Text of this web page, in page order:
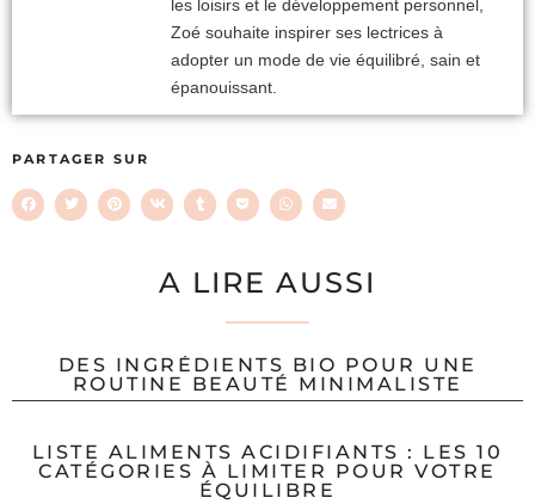
les loisirs et le développement personnel,
Zoé souhaite inspirer ses lectrices à
adopter un mode de vie équilibré, sain et
épanouissant.
PARTAGER SUR
A LIRE AUSSI
DES INGRÉDIENTS BIO POUR UNE
ROUTINE BEAUTÉ MINIMALISTE
LISTE ALIMENTS ACIDIFIANTS : LES 10
CATÉGORIES À LIMITER POUR VOTRE
ÉQUILIBRE